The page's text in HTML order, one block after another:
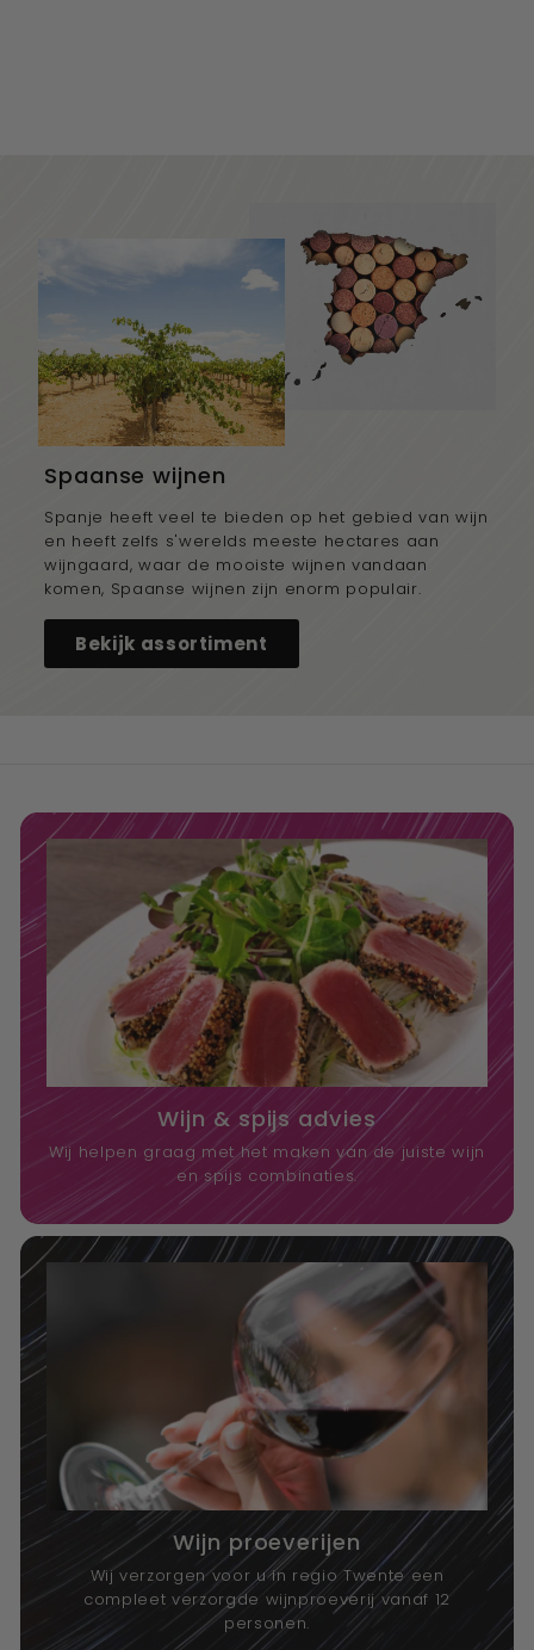
Spaanse wijnen
Spanje heeft veel te bieden op het gebied van wijn
en heeft zelfs s'werelds meeste hectares aan
wijngaard, waar de mooiste wijnen vandaan
komen, Spaanse wijnen zijn enorm populair.
Bekijk assortiment
Wijn & spijs advies
Wij helpen graag met het maken van de juiste wijn
en spijs combinaties.
Wijn proeverijen
Wij verzorgen voor u in regio Twente een
compleet verzorgde wijnproeverij vanaf 12
personen.